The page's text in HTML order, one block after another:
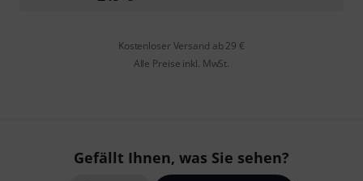
Kostenloser Versand ab 29 €
Alle Preise inkl. MwSt.
Gefällt Ihnen, was Sie sehen?